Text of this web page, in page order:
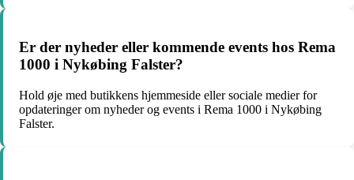
Er der nyheder eller kommende events hos Rema
1000 i Nykøbing Falster?
Hold øje med butikkens hjemmeside eller sociale medier for
opdateringer om nyheder og events i Rema 1000 i Nykøbing
Falster.